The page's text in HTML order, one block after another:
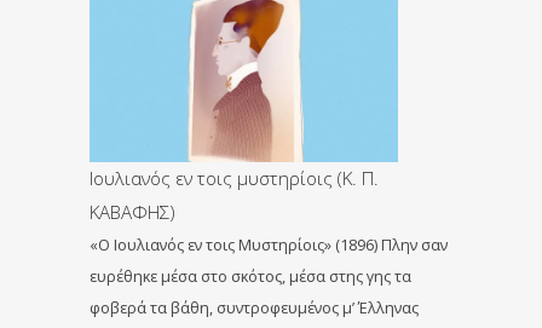
Ιουλιανός εν τοις μυστηρίοις (Κ. Π.
ΚΑΒΑΦΗΣ)
«Ο Ιουλιανός εν τοις Μυστηρίοις» (1896) Πλην σαν
ευρέθηκε μέσα στο σκότος, μέσα στης γης τα
φοβερά τα βάθη, συντροφευμένος μ’ Έλληνας